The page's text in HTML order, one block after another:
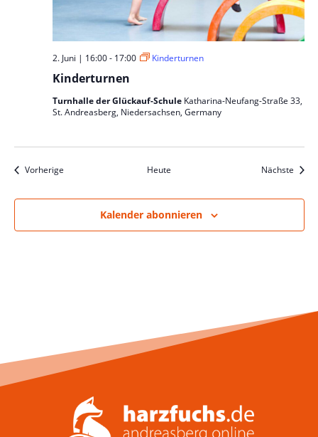
Kinderturnen
2. Juni | 16:00- 17:00 Kinderturnen
Turnhalle der Glückauf-Schule Katharina-Neufang-Straße 33,
St. Andreasberg, Niedersachsen, Germany
VorherigeVeranstaltungen Heute Nächste
Kalender abonnieren